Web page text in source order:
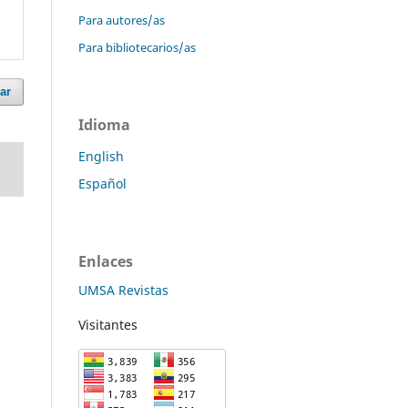
Para autores/as
Para bibliotecarios/as
Idioma
English
Español
Enlaces
UMSA Revistas
Visitantes